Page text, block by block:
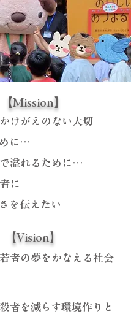
【Mission】
けがえのない大切
めに…
溢れるために…
者に
を伝えたい
【Vision】
者の夢をかなえる社会
者を減らす環境作りと